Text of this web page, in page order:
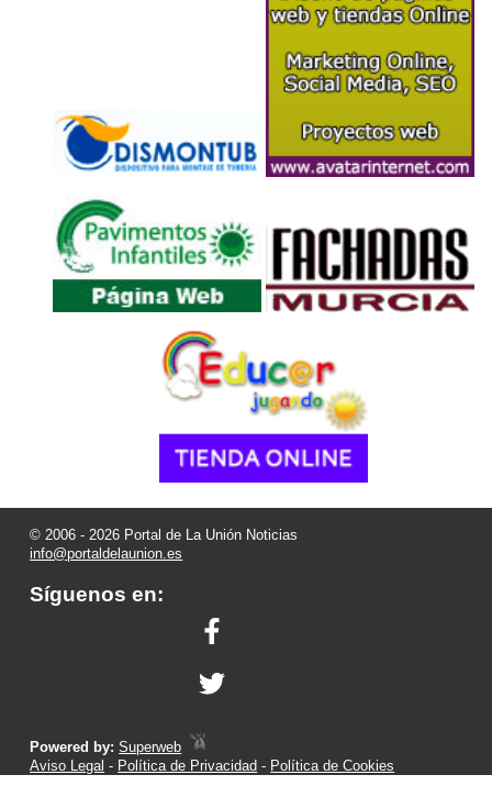
© 2006 - 2026 Portal de La Unión Noticias
info@portaldelaunion.es
Síguenos en:
Powered by:Superweb
Aviso Legal - Política de Privacidad - Política de Cookies